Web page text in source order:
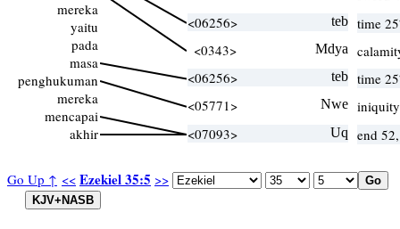
Go Up ↑ << Ezekiel 35:5 >>
mereka
yaitu
pada
masa
penghukuman
mereka
mencapai
akhir
<06256>
teb time
<0343>
Mdya
<06256>
teb time
<05771>
Nwe
<07093>
Uq end